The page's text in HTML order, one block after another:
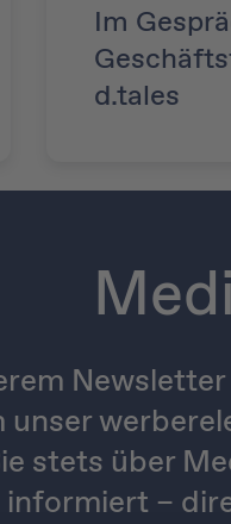
Im
d.tales
stets über
informiert –